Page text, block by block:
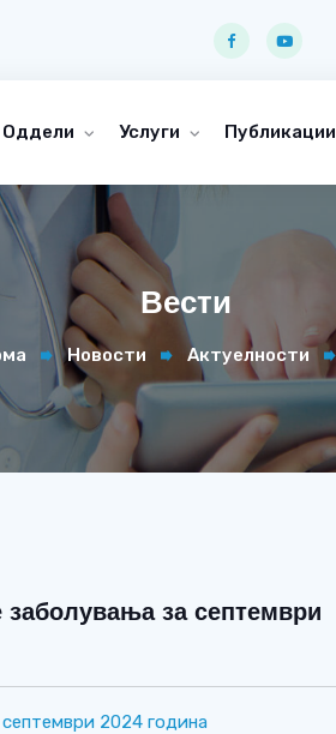
Оддели Услуги Публикации
Вести
Новости Актуелности
за септември
2024 година